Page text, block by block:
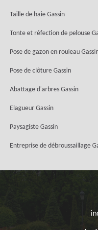
Taille de haie Gassin
Tonte et réfection de pelouse
Pose de gazon en rouleau
Pose de clôture Gassin
Abattage d'arbres Gassin
Elagueur Gassin
Paysagiste Gassin
Entreprise de débroussaillage